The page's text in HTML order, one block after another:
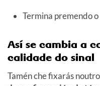
Termina premendo
Así se cambia a
calidade do sinal
Tamén che fixarás